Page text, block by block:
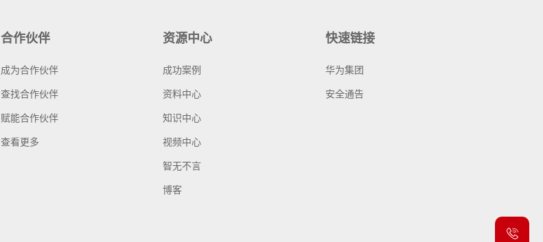
合作伙伴
成为合作伙伴
查找合作伙伴
赋能合作伙伴
查看更多
资源中心
成功案例
资料中心
知识中心
视频中心
智无不言
博客
快速链接
华为集团
安全通告